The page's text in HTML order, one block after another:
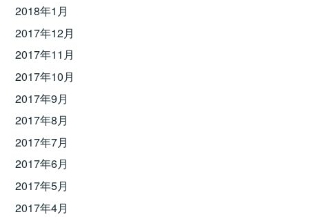
2018年1月
2017年12月
2017年11月
2017年10月
2017年9月
2017年8月
2017年7月
2017年6月
2017年5月
2017年4月